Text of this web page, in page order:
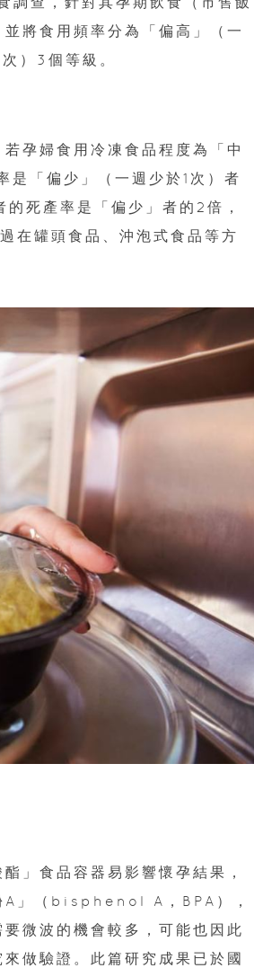
將食用頻率分為「偏高」（一
）3個等級。
孕婦食用冷凍食品程度為「中
「偏少」（一週少於1次）者
死產率是「偏少」者的2倍，
在罐頭食品、沖泡式食品等方
」食品容器易影響懷孕結果，
A」（bisphenol A，BPA），
微波的機會較多，可能也因此
做驗證。此篇研究成果已於國